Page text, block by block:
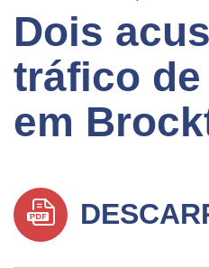
Dois
tráfico
em